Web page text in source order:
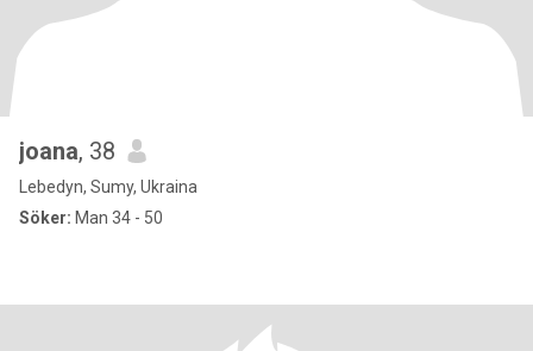
joana, 38
Lebedyn, Sumy, Ukraina
Söker: Man 34 - 50